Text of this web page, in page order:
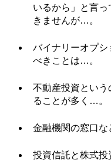
いるから」と言
きませんが…。
バイナリーオプ
べきことは…。
不動産投資とい
ることが多く…。
金融機関の窓口な
投資信託と株式投